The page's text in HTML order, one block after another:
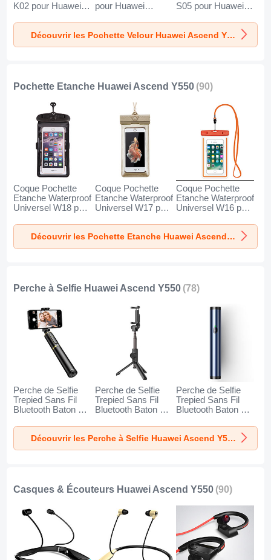
K02 pour Huawei
pour Huawei
S05 pour Huawei
Marron
Découvrir les Pochette Velour Huawei Ascend Y550
Pochette Etanche Huawei Ascend Y550 (90)
Coque Pochette
Etanche Waterproof
Universel W18 pour
Y550 Noir
Coque Pochette
Etanche Waterproof
Universel W17 pour
Y550 Or
Coque Pochette
Etanche Waterproof
Universel W16 pour
Y550 Orange
Découvrir les Pochette Etanche Huawei Ascend Y550
Perche à Selfie Huawei Ascend Y550 (78)
Perche de Selfie
Trepied Sans Fil
Bluetooth Baton de
Poche Universel
T34 pour Huawei
Ascend Y550 Or et
Perche de Selfie
Trepied Sans Fil
Bluetooth Baton de
Poche Universel
T32 pour Huawei
Ascend Y550 Noir
Perche de Selfie
Trepied Sans Fil
Bluetooth Baton de
Poche Universel
T31 pour Huawei
Ascend Y550 Bleu
Découvrir les Perche à Selfie Huawei Ascend Y550
Casques & Écouteurs Huawei Ascend Y550 (90)